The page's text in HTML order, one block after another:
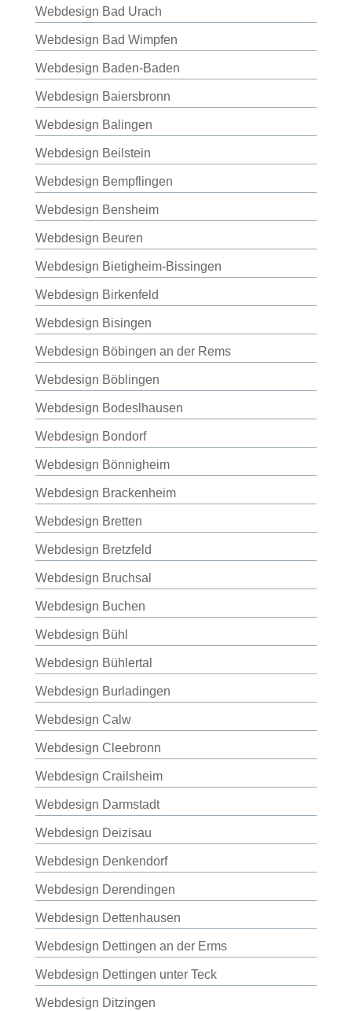
Webdesign Bad Urach
Webdesign Bad Wimpfen
Webdesign Baden-Baden
Webdesign Baiersbronn
Webdesign Balingen
Webdesign Beilstein
Webdesign Bempflingen
Webdesign Bensheim
Webdesign Beuren
Webdesign Bietigheim-Bissingen
Webdesign Birkenfeld
Webdesign Bisingen
Webdesign Böbingen an der Rems
Webdesign Böblingen
Webdesign Bodeslhausen
Webdesign Bondorf
Webdesign Bönnigheim
Webdesign Brackenheim
Webdesign Bretten
Webdesign Bretzfeld
Webdesign Bruchsal
Webdesign Buchen
Webdesign Bühl
Webdesign Bühlertal
Webdesign Burladingen
Webdesign Calw
Webdesign Cleebronn
Webdesign Crailsheim
Webdesign Darmstadt
Webdesign Deizisau
Webdesign Denkendorf
Webdesign Derendingen
Webdesign Dettenhausen
Webdesign Dettingen an der Erms
Webdesign Dettingen unter Teck
Webdesign Ditzingen